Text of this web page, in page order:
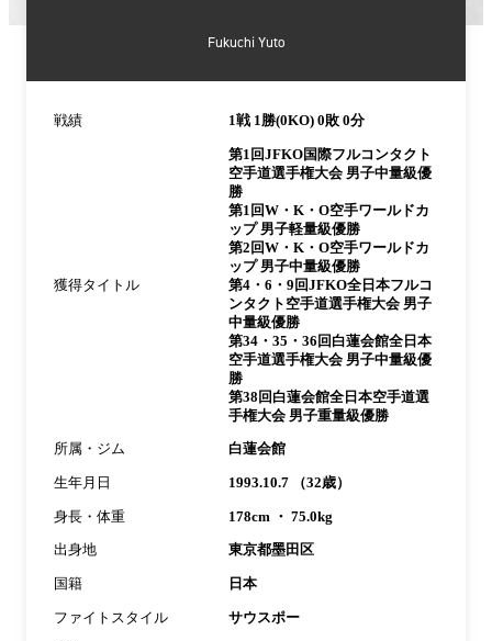
Fukuchi Yuto
戦績 1戦 1勝(0KO) 0敗 0分
獲得タイトル
第1回JFKO国際フルコンタクト
空手道選手権大会 男子中量級優
勝
第1回W・K・O空手ワールドカ
ップ 男子軽量級優勝
第2回W・K・O空手ワールドカ
ップ 男子中量級優勝
第4・6・9回JFKO全日本フルコ
ンタクト空手道選手権大会 男子
中量級優勝
第34・35・36回白蓮会館全日本
空手道選手権大会 男子中量級優
勝
第38回白蓮会館全日本空手道選
手権大会 男子重量級優勝
所属・ジム 白蓮会館
生年月日 1993.10.7 （32歳）
身長・体重 178cm ・ 75.0kg
出身地 東京都墨田区
国籍 日本
ファイトスタイル サウスポー